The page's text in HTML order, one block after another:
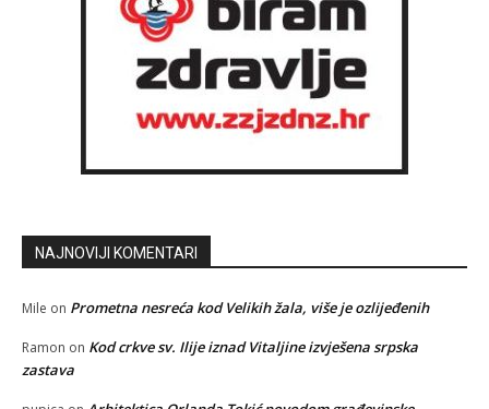
NAJNOVIJI KOMENTARI
Mile on Prometna nesreća kod Velikih žala, više je ozlijeđenih
Ramon on Kod crkve sv. Ilije iznad Vitaljine izvješena srpska
zastava